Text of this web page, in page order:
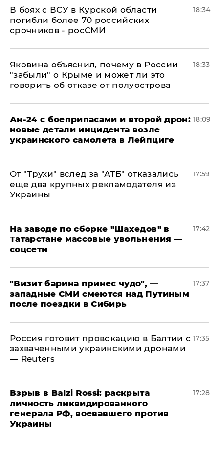
В боях с ВСУ в Курской области
погибли более 70 российских
срочников - росСМИ
18:34
Яковина объяснил, почему в России
"забыли" о Крыме и может ли это
говорить об отказе от полуострова
18:33
Ан-24 с боеприпасами и второй дрон:
новые детали инцидента возле
украинского самолета в Лейпциге
18:09
От "Трухи" вслед за "АТБ" отказались
еще два крупных рекламодателя из
Украины
17:59
На заводе по сборке "Шахедов" в
Татарстане массовые увольнения —
соцсети
17:42
"Визит барина принес чудо", —
западные СМИ смеются над Путиным
после поездки в Сибирь
17:37
​Россия готовит провокацию в Балтии с
захваченными украинскими дронами
— Reuters
17:35
​Взрыв в Balzi Rossi: раскрыта
личность ликвидированного
генерала РФ, воевавшего против
Украины
17:28